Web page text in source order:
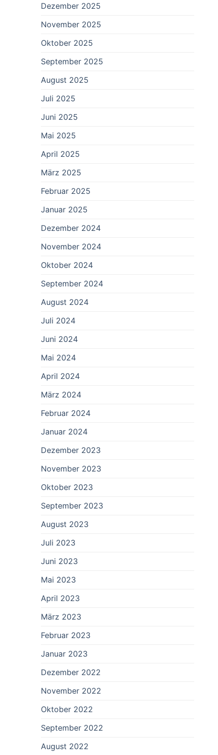
Dezember 2025
November 2025
Oktober 2025
September 2025
August 2025
Juli 2025
Juni 2025
Mai 2025
April 2025
März 2025
Februar 2025
Januar 2025
Dezember 2024
November 2024
Oktober 2024
September 2024
August 2024
Juli 2024
Juni 2024
Mai 2024
April 2024
März 2024
Februar 2024
Januar 2024
Dezember 2023
November 2023
Oktober 2023
September 2023
August 2023
Juli 2023
Juni 2023
Mai 2023
April 2023
März 2023
Februar 2023
Januar 2023
Dezember 2022
November 2022
Oktober 2022
September 2022
August 2022